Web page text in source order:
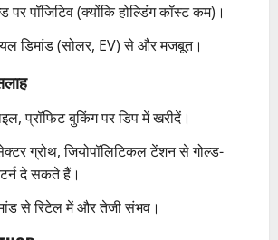
पर पॉजिटिव (क्योंकि होल्डिंग कॉस्ट कम)।
डिमांड (सोलर, EV) से और मजबूत।
प्रॉफिट बुकिंग पर डिप में खरीदें।
ग्रोथ, जियोपॉलिटिकल टेंशन से गोल्ड-
दे सकते हैं।
से रिटेल में और तेजी संभव।